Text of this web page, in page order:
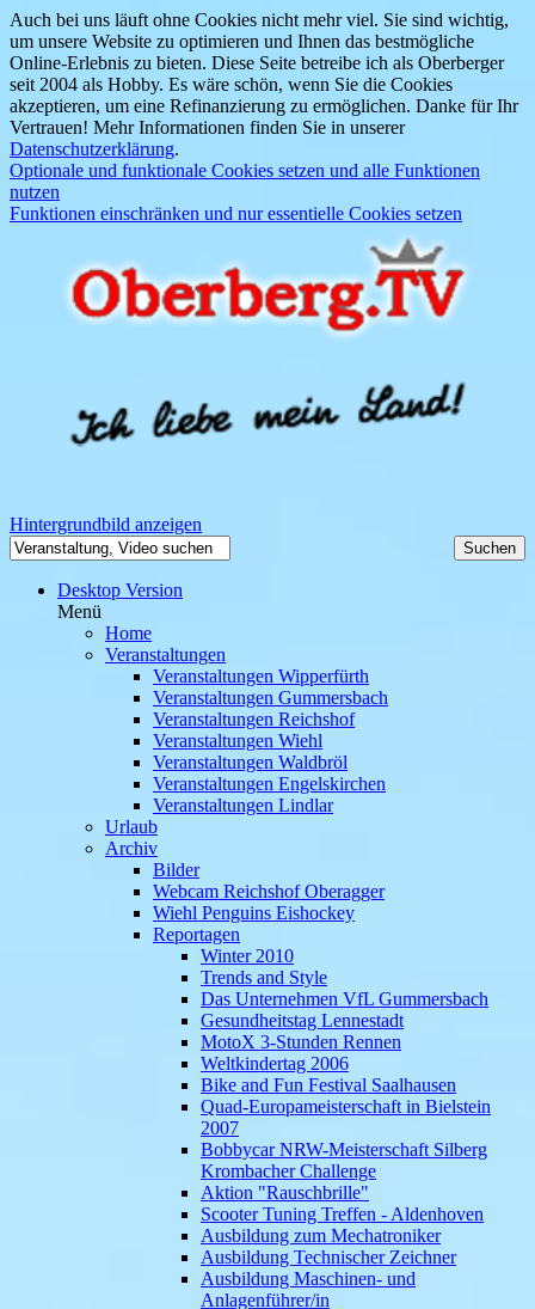
Auch bei uns läuft ohne Cookies nicht mehr viel. Sie sind wichtig,
um unsere Website zu optimieren und Ihnen das bestmögliche
Online-Erlebnis zu bieten. Diese Seite betreibe ich als Oberberger
seit 2004 als Hobby. Es wäre schön, wenn Sie die Cookies
akzeptieren, um eine Refinanzierung zu ermöglichen. Danke für Ihr
Vertrauen! Mehr Informationen finden Sie in unserer
Datenschutzerklärung.
Optionale und funktionale Cookies setzen und alle Funktionen
nutzen
Funktionen einschränken und nur essentielle Cookies setzen
Hintergrundbild anzeigen
Desktop Version
Menü
Home
Veranstaltungen
Veranstaltungen Wipperfürth
Veranstaltungen Gummersbach
Veranstaltungen Reichshof
Veranstaltungen Wiehl
Veranstaltungen Waldbröl
Veranstaltungen Engelskirchen
Veranstaltungen Lindlar
Urlaub
Archiv
Bilder
Webcam Reichshof Oberagger
Wiehl Penguins Eishockey
Reportagen
Winter 2010
Trends and Style
Das Unternehmen VfL Gummersbach
Gesundheitstag Lennestadt
MotoX 3-Stunden Rennen
Weltkindertag 2006
Bike and Fun Festival Saalhausen
Quad-Europameisterschaft in Bielstein
2007
Bobbycar NRW-Meisterschaft Silberg
Krombacher Challenge
Aktion "Rauschbrille"
Scooter Tuning Treffen - Aldenhoven
Ausbildung zum Mechatroniker
Ausbildung Technischer Zeichner
Ausbildung Maschinen- und
Anlagenführer/in